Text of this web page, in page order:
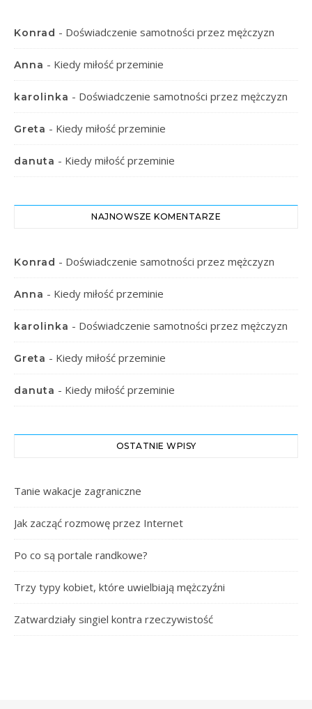
Konrad - Doświadczenie samotności przez mężczyzn
Anna - Kiedy miłość przeminie
karolinka - Doświadczenie samotności przez mężczyzn
Greta - Kiedy miłość przeminie
danuta - Kiedy miłość przeminie
NAJNOWSZE KOMENTARZE
Konrad - Doświadczenie samotności przez mężczyzn
Anna - Kiedy miłość przeminie
karolinka - Doświadczenie samotności przez mężczyzn
Greta - Kiedy miłość przeminie
danuta - Kiedy miłość przeminie
OSTATNIE WPISY
Tanie wakacje zagraniczne
Jak zacząć rozmowę przez Internet
Po co są portale randkowe?
Trzy typy kobiet, które uwielbiają mężczyźni
Zatwardziały singiel kontra rzeczywistość